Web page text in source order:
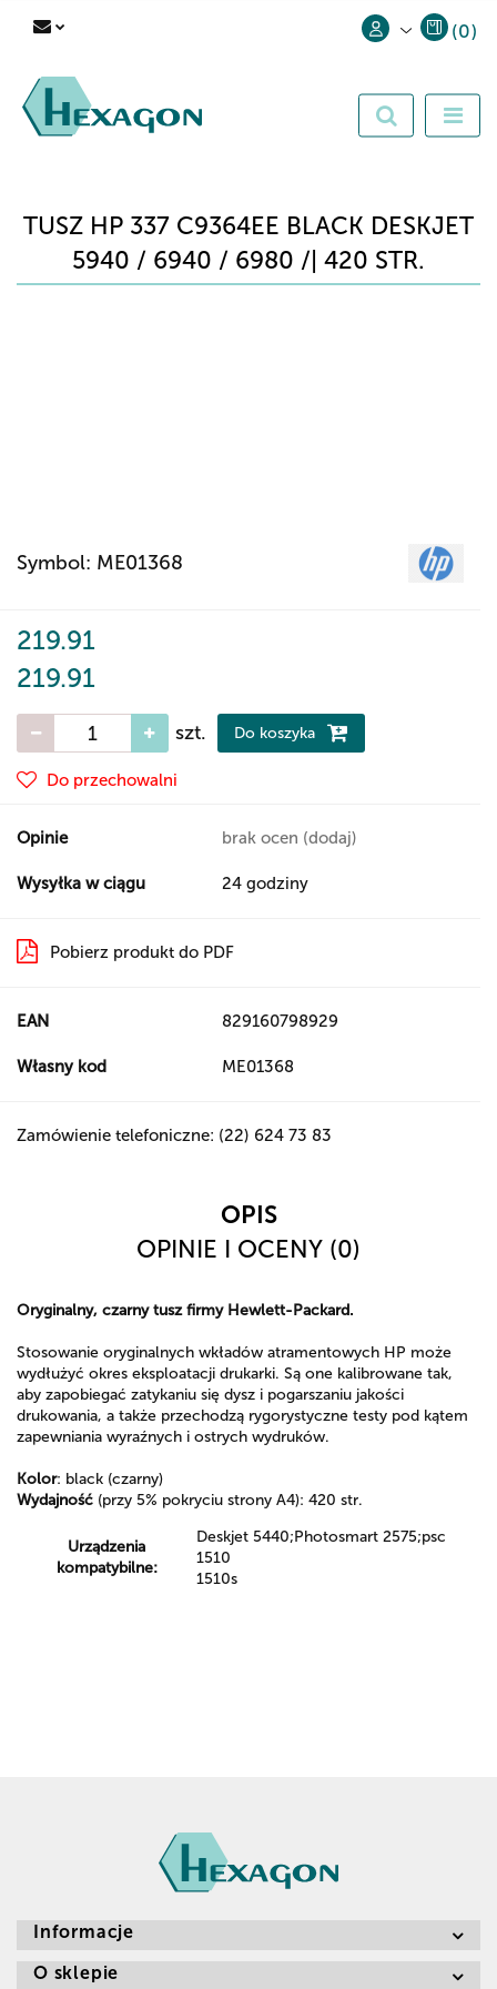
Zarejestruj się
(0)
TUSZ HP 337 C9364EE BLACK DESKJET
5940 / 6940 / 6980 /| 420 STR.
Symbol: ME01368
219.91
219.91
szt. Do koszyka
Do przechowalni
Opinie brak ocen (dodaj)
Wysyłka w ciągu 24 godziny
Pobierz produkt do PDF
EAN 829160798929
Własny kod ME01368
Zamówienie telefoniczne: (22) 624 73 83
OPIS
OPINIE I OCENY (0)
Oryginalny, czarny tusz firmy Hewlett-Packard.
Stosowanie oryginalnych wkładów atramentowych HP może
wydłużyć okres eksploatacji drukarki. Są one kalibrowane tak,
aby zapobiegać zatykaniu się dysz i pogarszaniu jakości
drukowania, a także przechodzą rygorystyczne testy pod kątem
zapewniania wyraźnych i ostrych wydruków.
Kolor: black (czarny)
Wydajność (przy 5% pokryciu strony A4): 420 str.
Urządzenia
kompatybilne:
Deskjet 5440;Photosmart 2575;psc
1510
1510s
Informacje
O sklepie